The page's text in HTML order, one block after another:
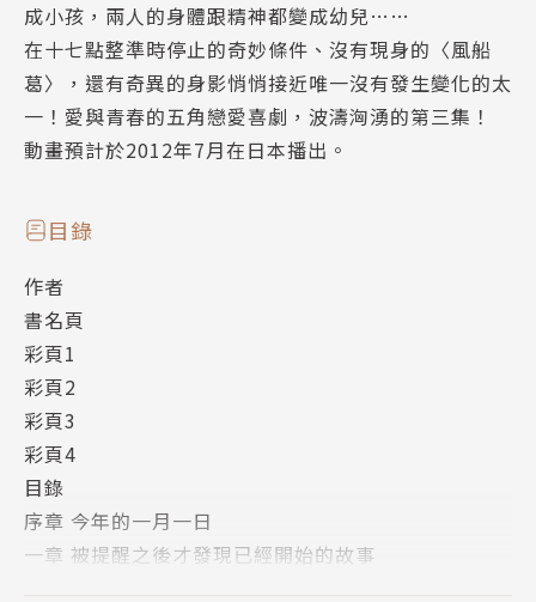
成小孩，兩人的身體跟精神都變成幼兒……
在十七點整準時停止的奇妙條件、沒有現身的〈風船
葛〉，還有奇異的身影悄悄接近唯一沒有發生變化的太
一！愛與青春的五角戀愛喜劇，波濤洶湧的第三集！
動畫預計於2012年7月在日本播出。
目錄
作者
書名頁
彩頁1
彩頁2
彩頁3
彩頁4
目錄
序章 今年的一月一日
一章 被提醒之後才發現已經開始的故事